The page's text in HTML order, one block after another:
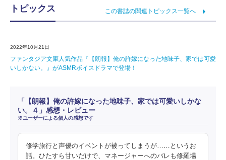
トピックス この書誌の関連トピックス一覧へ
2022年10月21日
ファンタジア文庫人気作品『【朗報】俺の許嫁になった地味子、家では可愛
いしかない。』がASMRボイスドラマで登場！
「【朗報】俺の許嫁になった地味子、家では可愛いしかな
い。４」感想・レビュー
※ユーザーによる個人の感想です
修学旅行と声優のイベントが被ってしまうが……というお
話。ひたすら甘いだけで、マネージャーへのバレも修羅場